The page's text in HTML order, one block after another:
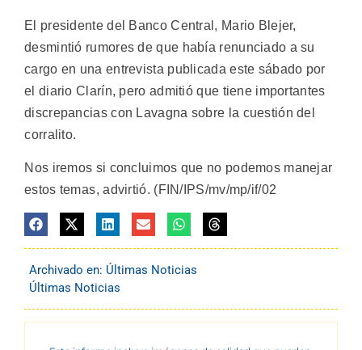
El presidente del Banco Central, Mario Blejer,
desmintió rumores de que había renunciado a su
cargo en una entrevista publicada este sábado por
el diario Clarín, pero admitió que tiene importantes
discrepancias con Lavagna sobre la cuestión del
corralito.
Nos iremos si concluimos que no podemos manejar
estos temas, advirtió. (FIN/IPS/mv/mp/if/02
Archivado en: Últimas Noticias
Últimas Noticias